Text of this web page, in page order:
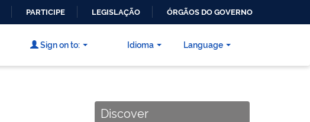
PARTICIPE LEGISLAÇÃO ÓRGÃOS DO GOVERNO
Language
Sign on to: Idioma
Discover